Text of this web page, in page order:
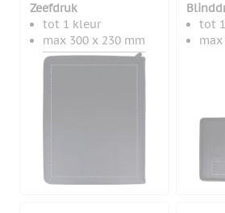
Zeefdruk
tot 1 kleur
max 300 x 230 mm
tot